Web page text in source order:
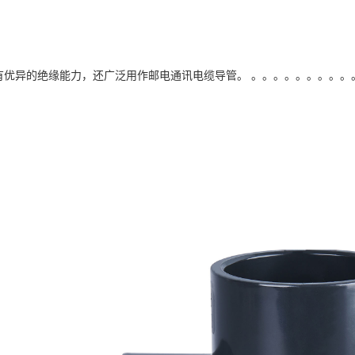
优异的绝缘能力，还广泛用作邮电通讯电缆导管。 。。。。。。。。。